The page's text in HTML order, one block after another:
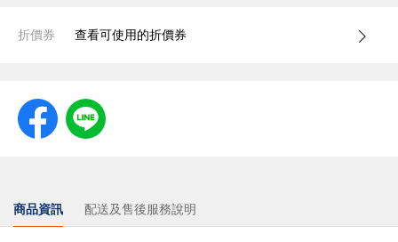
折價券 查看可使用的折價券
商品資訊 配送及售後服務說明